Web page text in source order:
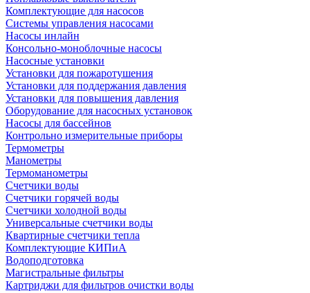
Комплектующие для насосов
Системы управления насосами
Насосы инлайн
Консольно-моноблочные насосы
Насосные установки
Установки для пожаротушения
Установки для поддержания давления
Установки для повышения давления
Оборудование для насосных установок
Насосы для бассейнов
Контрольно измерительные приборы
Термометры
Манометры
Термоманометры
Счетчики воды
Счетчики горячей воды
Счетчики холодной воды
Универсальные счетчики воды
Квартирные счетчики тепла
Комплектующие КИПиА
Водоподготовка
Магистральные фильтры
Картриджи для фильтров очистки воды